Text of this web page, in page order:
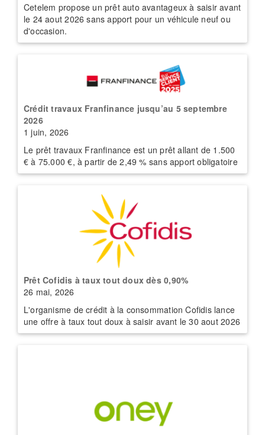
Cetelem propose un prêt auto avantageux à saisir avant
le 24 aout 2026 sans apport pour un véhicule neuf ou
d'occasion.
Crédit travaux Franfinance jusqu’au 5 septembre
2026
1 juin, 2026
Le prêt travaux Franfinance est un prêt allant de 1.500
€ à 75.000 €, à partir de 2,49 % sans apport obligatoire
Prêt Cofidis à taux tout doux dès 0,90%
26 mai, 2026
L'organisme de crédit à la consommation Cofidis lance
une offre à taux tout doux à saisir avant le 30 aout 2026